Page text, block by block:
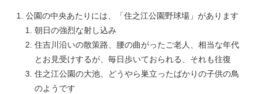
公園の中央あたりには、「住之江公園野球場」があります
朝日の強烈な射し込み
住吉川沿いの散策路、腰の曲がったご老人、相当な年代
とお見受けするが、毎日歩いておられる、それも往復
住之江公園の大池、どうやら巣立ったばかりの子供の鳥
のようです